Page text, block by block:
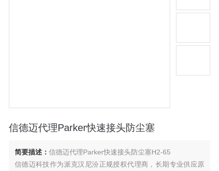
信德迈代理Parker快速接头防尘塞
简要描述： 信德迈代理Parker快速接头防尘塞H2-65
信德迈科技作为派克汉尼汾正规授权代理商，长期专业供应原